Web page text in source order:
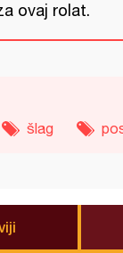
ovaj rolat.
šlag